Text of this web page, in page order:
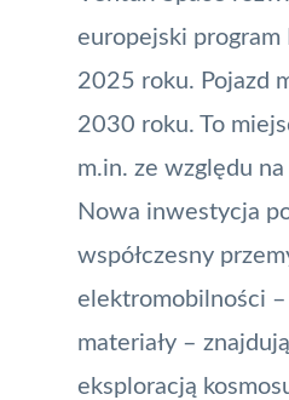
europejski program
2025 roku. Pojazd
2030 roku. To
m.in. ze względu
Nowa inwestycja
współczesny
elektromobilności
materiały –
eksploracją